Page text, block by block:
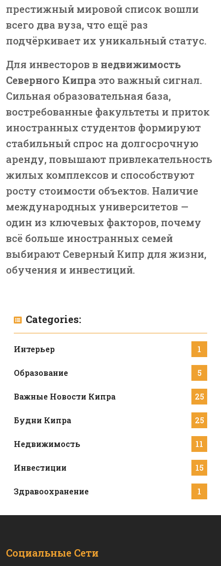
престижный мировой список вошли
всего два вуза, что ещё раз
подчёркивает их уникальный статус.
Для инвесторов в недвижимость
Северного Кипра это важный сигнал.
Сильная образовательная база,
востребованные факультеты и приток
иностранных студентов формируют
стабильный спрос на долгосрочную
аренду, повышают привлекательность
жилых комплексов и способствуют
росту стоимости объектов. Наличие
международных университетов —
один из ключевых факторов, почему
всё больше иностранных семей
выбирают Северный Кипр для жизни,
обучения и инвестиций.
Categories:
Интерьер 1
Образование 5
Важные Новости Кипра 25
Будни Кипра 25
Недвижимость 11
Инвестиции 15
Здравоохранение 1
Социальные Сети